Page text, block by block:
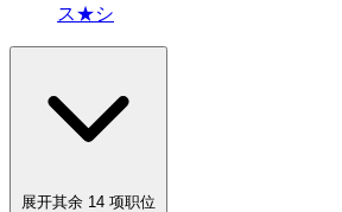
ス★シ
展开其余 14 项职位